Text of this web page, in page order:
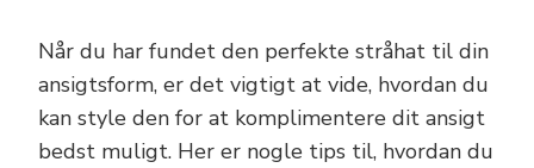
Når du har fundet den perfekte stråhat til din
ansigtsform, er det vigtigt at vide, hvordan du
kan style den for at komplimentere dit ansigt
bedst muligt. Her er nogle tips til, hvordan du